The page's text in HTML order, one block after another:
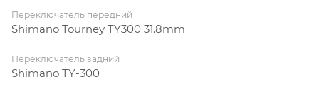
Переключатель передний
Shimano Tourney TY300 31.8mm
Переключатель задний
Shimano TY-300